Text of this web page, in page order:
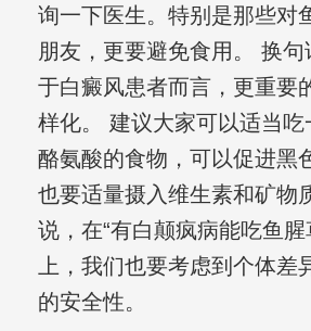
询一下医生。特别是那些对
朋友，更要避免食用。 换
于白癜风患者而言，更重要
样化。 建议大家可以适当吃
酪氨酸的食物，可以促进黑
也要适量摄入维生素和矿物
说，在“有白颠疯病能吃鱼腥
上，我们也要考虑到个体差
的安全性。